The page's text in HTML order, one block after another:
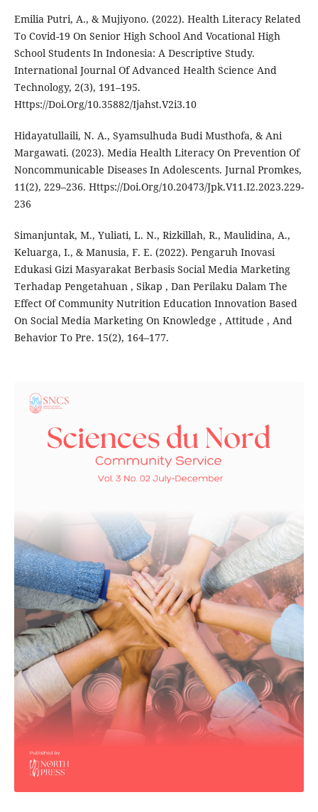
Emilia Putri, A., & Mujiyono. (2022). Health Literacy Related
To Covid-19 On Senior High School And Vocational High
School Students In Indonesia: A Descriptive Study.
International Journal Of Advanced Health Science And
Technology, 2(3), 191–195.
Https://Doi.Org/10.35882/Ijahst.V2i3.10
Hidayatullaili, N. A., Syamsulhuda Budi Musthofa, & Ani
Margawati. (2023). Media Health Literacy On Prevention Of
Noncommunicable Diseases In Adolescents. Jurnal Promkes,
11(2), 229–236. Https://Doi.Org/10.20473/Jpk.V11.I2.2023.229-
236
Simanjuntak, M., Yuliati, L. N., Rizkillah, R., Maulidina, A.,
Keluarga, I., & Manusia, F. E. (2022). Pengaruh Inovasi
Edukasi Gizi Masyarakat Berbasis Social Media Marketing
Terhadap Pengetahuan , Sikap , Dan Perilaku Dalam The
Effect Of Community Nutrition Education Innovation Based
On Social Media Marketing On Knowledge , Attitude , And
Behavior To Pre. 15(2), 164–177.